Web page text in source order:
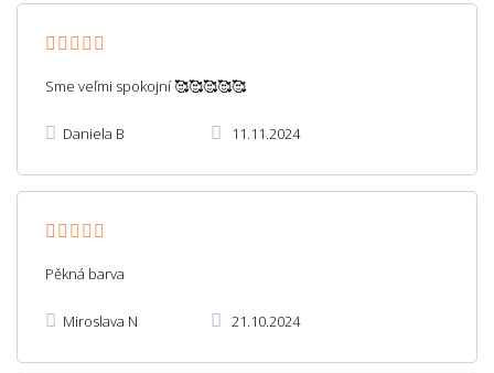
Sme veľmi spokojní 🥰🥰🥰🥰🥰
Daniela B 11.11.2024
Pěkná barva
Miroslava N 21.10.2024